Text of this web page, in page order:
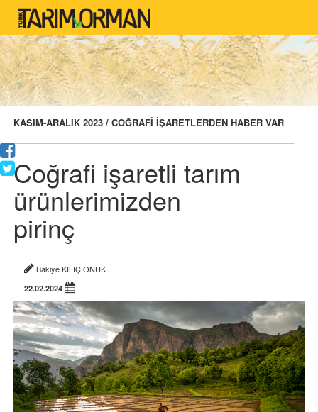
KASIM-ARALIK 2023 / COĞRAFİ İŞARETLERDEN HABER VAR
Coğrafi işaretli tarım
ürünlerimizden
pirinç
Bakiye KILIÇ ONUK
22.02.2024